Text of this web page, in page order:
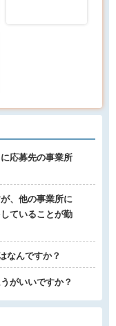
応募先の事業所
、他の事業所に
ていることが勤
なんですか？
がいいですか？